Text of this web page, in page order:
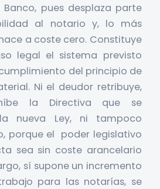
pues desplaza parte
al notario y, lo más
a coste cero. Constituye
legal el sistema previsto
del principio de
Ni el deudor retribuye,
la Directiva que se
nueva Ley, ni tampoco
porque el poder legislativo
sea sin coste arancelario
sí supone un incremento
para las notarías, se